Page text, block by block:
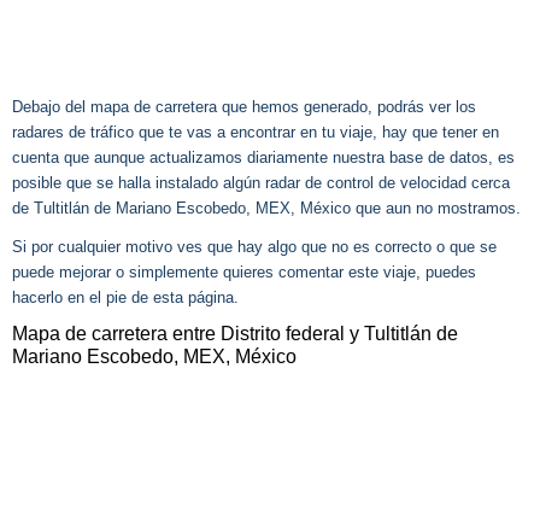
Debajo del mapa de carretera que hemos generado, podrás ver los
radares de tráfico que te vas a encontrar en tu viaje, hay que tener en
cuenta que aunque actualizamos diariamente nuestra base de datos, es
posible que se halla instalado algún radar de control de velocidad cerca
de Tultitlán de Mariano Escobedo, MEX, México que aun no mostramos.
Si por cualquier motivo ves que hay algo que no es correcto o que se
puede mejorar o simplemente quieres comentar este viaje, puedes
hacerlo en el pie de esta página.
Mapa de carretera entre Distrito federal y Tultitlán de
Mariano Escobedo, MEX, México